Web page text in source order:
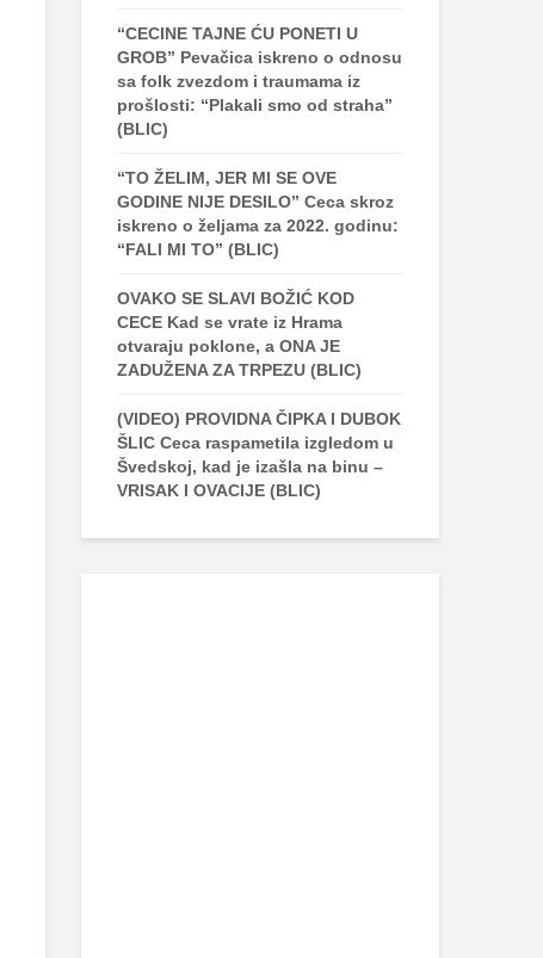
“CECINE TAJNE ĆU PONETI U
GROB” Pevačica iskreno o odnosu
sa folk zvezdom i traumama iz
prošlosti: “Plakali smo od straha”
(BLIC)
“TO ŽELIM, JER MI SE OVE
GODINE NIJE DESILO” Ceca skroz
iskreno o željama za 2022. godinu:
“FALI MI TO” (BLIC)
OVAKO SE SLAVI BOŽIĆ KOD
CECE Kad se vrate iz Hrama
otvaraju poklone, a ONA JE
ZADUŽENA ZA TRPEZU (BLIC)
(VIDEO) PROVIDNA ČIPKA I DUBOK
ŠLIC Ceca raspametila izgledom u
Švedskoj, kad je izašla na binu –
VRISAK I OVACIJE (BLIC)